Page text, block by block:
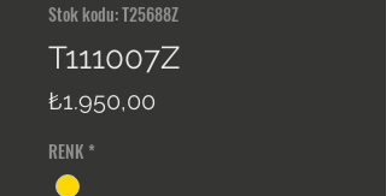
Stok kodu: T25688Z
T111007Z
₺1.950,00
RENK *